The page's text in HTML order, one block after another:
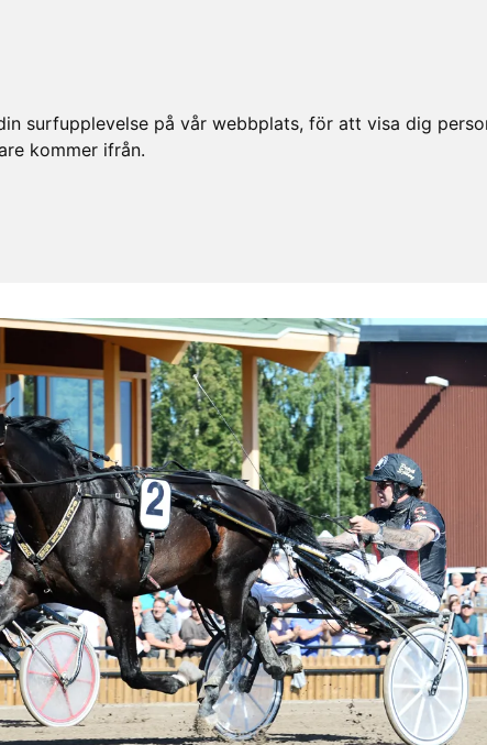
surfupplevelse på vår webbplats, för att visa dig
kommer ifrån.